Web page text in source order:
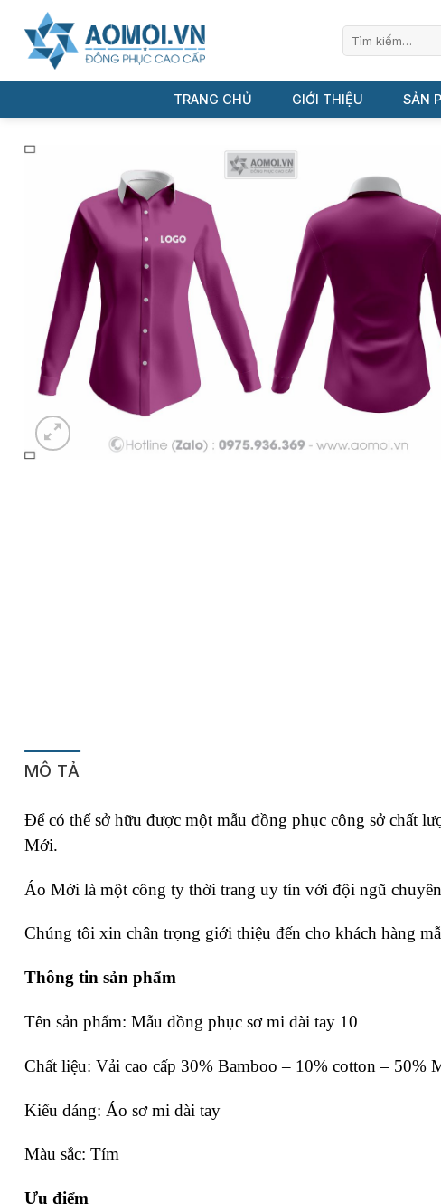
dung
Tìm
TRANG CHỦ GIỚI THIỆU SẢN
MÔ TẢ
Để có thể sở hữu được một mẫu đồng phục công sở chất
Mới.
Áo Mới là một công ty thời trang uy tín với đội ngũ
Chúng tôi xin chân trọng giới thiệu đến cho khách hàng
Thông tin sản phẩm
Tên sản phẩm: Mẫu đồng phục sơ mi dài tay 10
Chất liệu: Vải cao cấp 30% Bamboo – 10% cotton – 50%
Kiểu dáng: Áo sơ mi dài tay
Màu sắc: Tím
Ưu điểm